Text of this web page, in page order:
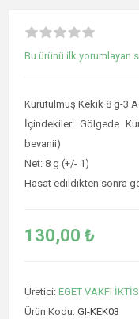
Bu ürünü ilk yorumlayan
Kurutulmuş Kekik 8 g-3
İçindekiler: Gölgede
bevanii)
Net: 8 g (+/- 1)
Hasat edildikten sonra
130,00 ₺
Üretici: EGET VAKFI
Ürün Kodu: GI-KEK03